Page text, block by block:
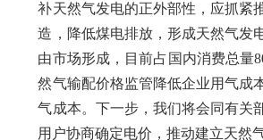
补天然气发电的正外部性，应抓紧
造，降低煤电排放，形成天然气发
由市场形成，目前占国内消费总量
然气输配价格监管降低企业用气成
气成本。下一步，我们将会同有关
用户协商确定电价，推动建立天然